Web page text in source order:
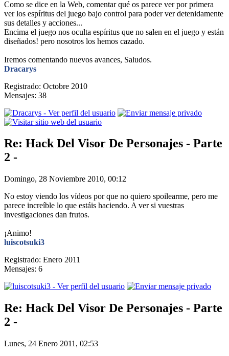
Como se dice en la Web, comentar qué os parece ver por primera
ver los espíritus del juego bajo control para poder ver detenidamente
sus detalles y acciones...
Encima el juego nos oculta espíritus que no salen en el juego y están
diseñados! pero nosotros los hemos cazado.
Iremos comentando nuevos avances, Saludos.
Dracarys
Registrado: Octobre 2010
Mensajes: 38
Re: Hack Del Visor De Personajes - Parte
2 -
Domingo, 28 Noviembre 2010, 00:12
No estoy viendo los vídeos por que no quiero spoilearme, pero me
parece increíble lo que estáis haciendo. A ver si vuestras
investigaciones dan frutos.
¡Animo!
luiscotsuki3
Registrado: Enero 2011
Mensajes: 6
Re: Hack Del Visor De Personajes - Parte
2 -
Lunes, 24 Enero 2011, 02:53